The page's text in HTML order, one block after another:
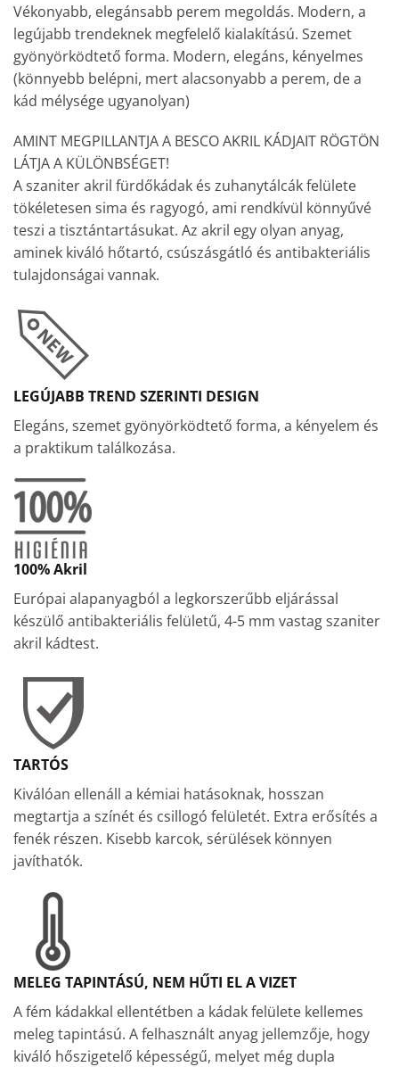
Vékonyabb, elegánsabb perem megoldás. Modern, a
legújabb trendeknek megfelelő kialakítású. Szemet
gyönyörködtető forma. Modern, elegáns, kényelmes
(könnyebb belépni, mert alacsonyabb a perem, de a
kád mélysége ugyanolyan)
AMINT MEGPILLANTJA A BESCO AKRIL KÁDJAIT RÖGTÖN
LÁTJA A KÜLÖNBSÉGET!
A szaniter akril fürdőkádak és zuhanytálcák felülete
tökéletesen sima és ragyogó, ami rendkívül könnyűvé
teszi a tisztántartásukat. Az akril egy olyan anyag,
aminek kiváló hőtartó, csúszásgátló és antibakteriális
tulajdonságai vannak.
LEGÚJABB TREND SZERINTI DESIGN
Elegáns, szemet gyönyörködtető forma, a kényelem és
a praktikum találkozása.
100% Akril
Európai alapanyagból a legkorszerűbb eljárással
készülő antibakteriális felületű, 4-5 mm vastag szaniter
akril kádtest.
TARTÓS
Kiválóan ellenáll a kémiai hatásoknak, hosszan
megtartja a színét és csillogó felületét. Extra erősítés a
fenék részen. Kisebb karcok, sérülések könnyen
javíthatók.
MELEG TAPINTÁSÚ, NEM HŰTI EL A VIZET
A fém kádakkal ellentétben a kádak felülete kellemes
meleg tapintású. A felhasznált anyag jellemzője, hogy
kiváló hőszigetelő képességű, melyet még dupla